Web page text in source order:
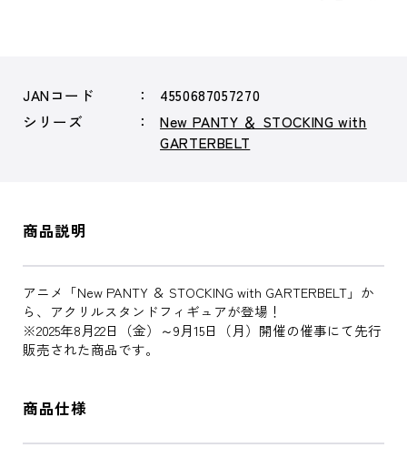
JANコード
4550687057270
シリーズ
New PANTY ＆ STOCKING with
GARTERBELT
商品説明
アニメ「New PANTY ＆ STOCKING with GARTERBELT」か
ら、アクリルスタンドフィギュアが登場！
※2025年8月22日（金）～9月15日（月）開催の催事にて先行
販売された商品です。
商品仕様